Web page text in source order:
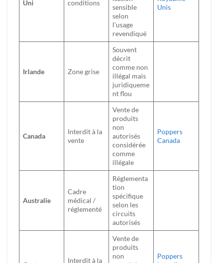
Uni conditions
sensible
selon
l’usage
revendiqué
Unis
Irlande Zone grise
Souvent
décrit
comme non
illégal mais
juridiqueme
nt flou
Canada
Interdit à la
vente
Vente de
produits
non
autorisés
considérée
comme
illégale
Poppers
Canada
Australie
Cadre
médical /
réglementé
Réglementa
tion
spécifique
selon les
circuits
autorisés
Interdit à la
Vente de
produits
non
Poppers